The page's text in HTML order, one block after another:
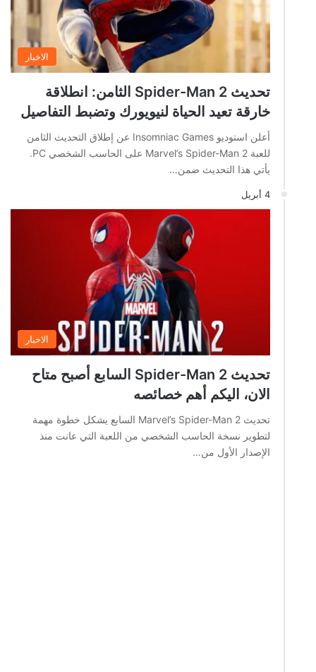
الاخبار
تحديث Spider-Man 2 الثامن: انطلاقة
خارقة تعيد الحياة لنيويورك وتضبط التفاصيل
أعلن استوديو Insomniac Games عن إطلاق التحديث الثامن
للعبة Marvel’s Spider-Man 2 على الحاسب الشخصي PC.
يأتي هذا التحديث ضمن…
4 أبريل
الاخبار
تحديث Spider-Man 2 السابع أصبح متاح
الان، اليكم أهم خصائصه
تحديث Marvel’s Spider-Man 2 السابع يشكل خطوة مهمة
لتطوير نسخة الحاسب الشخصي من اللعبة التي عانت منذ
الإصدار الأول من…